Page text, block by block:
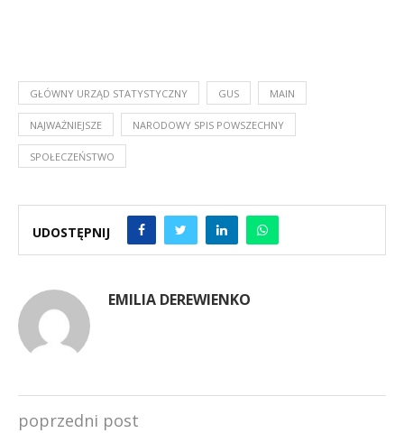
GŁÓWNY URZĄD STATYSTYCZNY GUS MAIN
NAJWAŻNIEJSZE NARODOWY SPIS POWSZECHNY
SPOŁECZEŃSTWO
UDOSTĘPNIJ
EMILIA DEREWIENKO
poprzedni post